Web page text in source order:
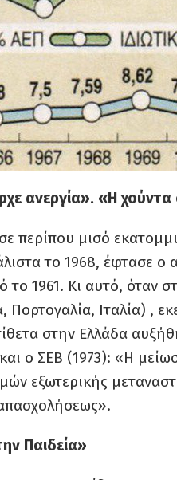
ανεργία». «Η
περίπου μισό
το 1968, έφτασε
1961. Κι αυτό, όταν
Πορτογαλία, Ιταλία) ,
στην Ελλάδα
ο ΣΕΒ (1973): «Η
εξωτερικής
Παιδεία»